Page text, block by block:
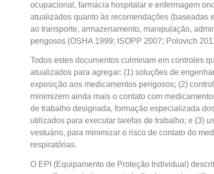
ocupacional, farmácia hospitalar e enfermagem
atualizados quanto às recomendações (baseadas
ao transporte, armazenamento, manipulação,
perigosos (OSHA 1999; ISOPP 2007; Polovich
Todos estes documentos culminam em controles
atualizados para agregar: (1) soluções de
exposição aos medicamentos perigosos; (2)
minimizem ainda mais o contato com
de trabalho designada, formação especializada
utilizados para executar tarefas de trabalho; e (3)
vestuário, para minimizar o risco de contato do
respiratórias.
O EPI (Equipamento de Proteção Individual)